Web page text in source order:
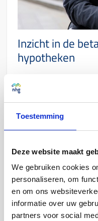
Toestemming
Deze website maakt
We gebruiken cookies
personaliseren, om
en om ons
informatie over uw
partners voor social
Inzicht in de
hypotheken
woonlasten zijn voor
huiseigenaren zich
sporen we nieuwe
huiseigenaren beter te
Open de